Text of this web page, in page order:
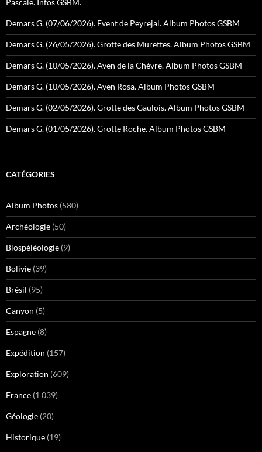
Pascale. Infos GSBM.
Demars G. (07/06/2026). Event de Peyrejal. Album Photos GSBM
Demars G. (26/05/2026). Grotte des Murettes. Album Photos GSBM
Demars G. (10/05/2026). Aven de la Chèvre. Album Photos GSBM
Demars G. (10/05/2026). Aven Rosa. Album Photos GSBM
Demars G. (02/05/2026). Grotte des Gaulois. Album Photos GSBM
Demars G. (01/05/2026). Grotte Roche. Album Photos GSBM
CATÉGORIES
Album Photos (580)
Archéologie (50)
Biospéléologie (9)
Bolivie (39)
Brésil (95)
Canyon (5)
Espagne (8)
Expédition (157)
Exploration (609)
France (1 039)
Géologie (20)
Historique (19)